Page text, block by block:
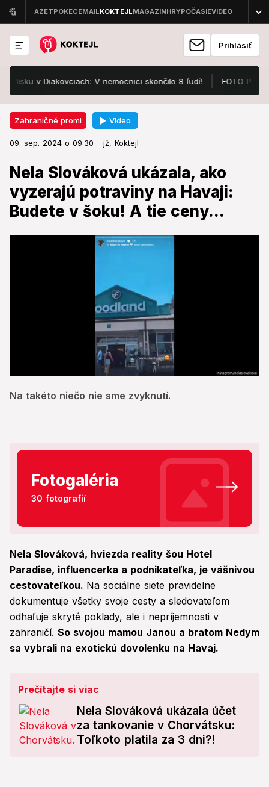
Prihlásiť
v Diakovciach: V nemocnici skončilo 8 ľudí! FOTO Pozrite, v
Zahraničné promi Video
09. sep. 2024 o 09:30 jž, Koktejl
Nela Slováková ukázala, ako
vyzerajú potraviny na Havaji:
Budete v šoku! A tie ceny...
seconds
of
Na takéto niečo nie sme zvyknutí.
Zahraničné promi 09. sep. 2024 o 09:30
Nela Slováková ukázala, ako
vyzerajú potraviny na Havaji:
Budete v šoku! A tie ceny...
Na takéto niečo nie sme zvyknutí.
Fotogaléria
30 fotografií
Nela Slováková, hviezda reality šou Hotel
Paradise, influencerka a podnikateľka, je vášnivou
cestovateľkou. Na sociálne siete pravidelne
dokumentuje všetky svoje cesty a sledovateľom
odhaľuje skryté poklady, ale i nepríjemnosti v
zahraničí. So svojou mamou Janou a bratom Nedym
sa vybrali na exotickú dovolenku na Havaj.
Prečítajte si viac
Nela Slováková ukázala účet
za tankovanie v Chorvátsku:
Toľkoto platila za 3 dni?!